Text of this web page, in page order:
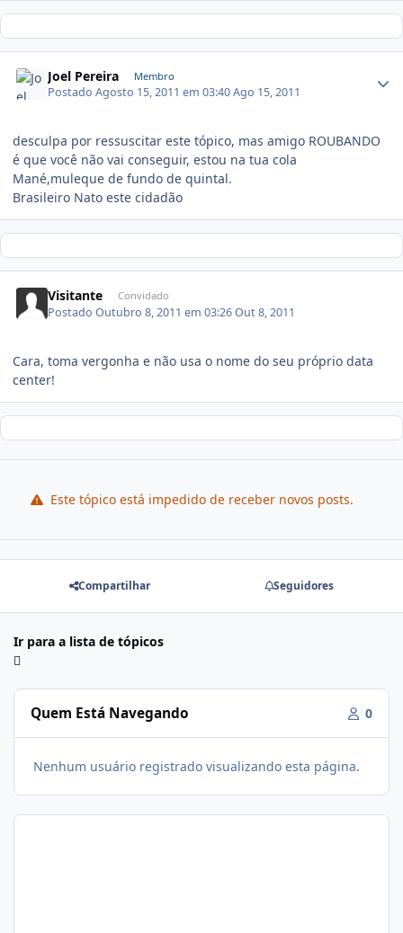
Joel Pereira Membro
PostadoAgosto 15, 2011 em 03:40Ago 15, 2011
desculpa por ressuscitar este tópico, mas amigo ROUBANDO
é que você não vai conseguir, estou na tua cola
Mané,muleque de fundo de quintal.
Brasileiro Nato este cidadão
Visitante Convidado
PostadoOutubro 8, 2011 em 03:26Out 8, 2011
Cara, toma vergonha e não usa o nome do seu próprio data
center!
Este tópico está impedido de receber novos posts.
Compartilhar Seguidores
Ir para a lista de tópicos
Quem Está Navegando 0
Nenhum usuário registrado visualizando esta página.